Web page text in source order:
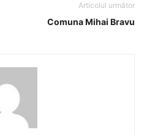
Articolul următor
Comuna Mihai Bravu